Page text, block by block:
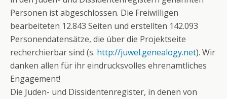
Personen ist abgeschlossen. Die Freiwilligen
bearbeiteten 12.843 Seiten und erstellten 142.093
Personendatensätze, die über die Projektseite
recherchierbar sind (s. http://juwel.genealogy.net). Wir
danken allen für ihr eindrucksvolles ehrenamtliches
Engagement!
Die Juden- und Dissidentenregister, in denen von